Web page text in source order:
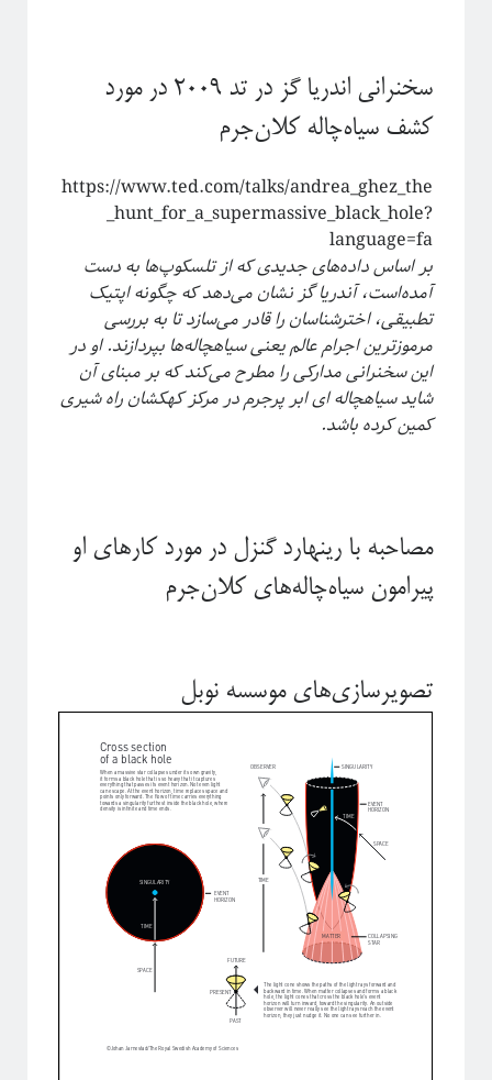
دوره «مقدمه‌ای بر بازبهنجارش»
Emergence آشوب آمار
اخترفیزیک انتخاب رشته
برآمدگی
سخنرانی اندریا گز در تد ۲۰۰۹ در مورد
کشف سیاه‌چاله کلان‌جرم
https://www.ted.com/talks/andrea_ghez_the
_hunt_for_a_supermassive_black_hole?
language=fa
بر اساس داده‌های جدیدی که از تلسکوپ‌ها به دست
آمده‌است، آندریا گز نشان می‌دهد که چگونه اپتیک
تطبیقی، اخترشناسان را قادر می‌سازد تا به بررسی
مرموزترین اجرام عالم یعنی سیاهچاله‌ها بپردازند. او در
این سخنرانی مدارکی را مطرح می‌کند که بر مبنای آن
شاید سیاهچاله ای ابر پرجرم در مرکز کهکشان راه شیری
کمین کرده باشد.
مصاحبه با رینهارد گنزل در مورد کارهای او
پیرامون سیاه‌چاله‌های کلان‌جرم
تصویرسازی‌های موسسه نوبل